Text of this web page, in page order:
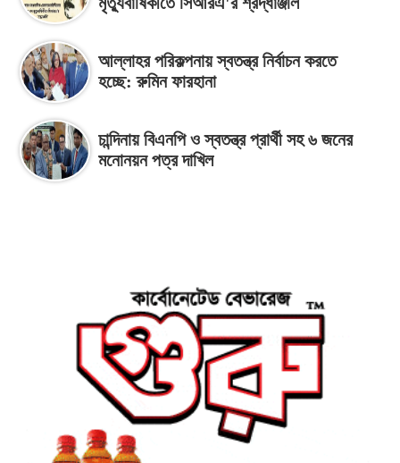
আল্লাহর পরিকল্পনায় স্বতন্ত্র নির্বাচন করতে
হচ্ছে: রুমিন ফারহানা
চান্দিনায় বিএনপি ও স্বতন্ত্র প্রার্থী সহ ৬ জনের
মনোনয়ন পত্র দাখিল